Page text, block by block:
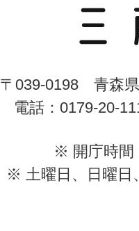
〒039-0198 青森
電話：0179-20-
※ 開庁時間
※ 土曜日、日曜日